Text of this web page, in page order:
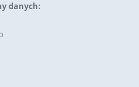
danych: